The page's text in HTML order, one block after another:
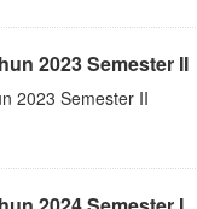
2023 Semester II
2023 Semester II